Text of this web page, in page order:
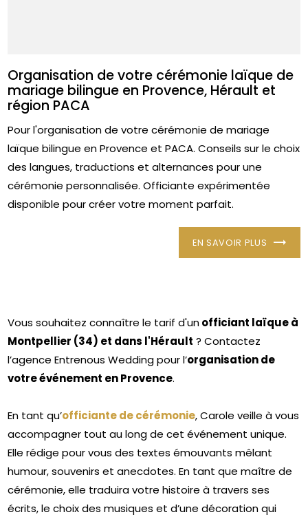
Organisation de votre cérémonie laïque de
mariage bilingue en Provence, Hérault et
région PACA
Pour l'organisation de votre cérémonie de mariage
laïque bilingue en Provence et PACA. Conseils sur le choix
des langues, traductions et alternances pour une
cérémonie personnalisée. Officiante expérimentée
disponible pour créer votre moment parfait.
EN SAVOIR PLUS
Vous souhaitez connaître le tarif d'unofficiant laïque à
Montpellier (34) et dans l'Hérault ? Contactez
l’agence Entrenous Wedding pour l’organisation de
votre événement en Provence.
En tant qu’officiante de cérémonie, Carole veille à vous
accompagner tout au long de cet événement unique.
Elle rédige pour vous des textes émouvants mêlant
humour, souvenirs et anecdotes. En tant que maître de
cérémonie, elle traduira votre histoire à travers ses
écrits, le choix des musiques et d’une décoration qui